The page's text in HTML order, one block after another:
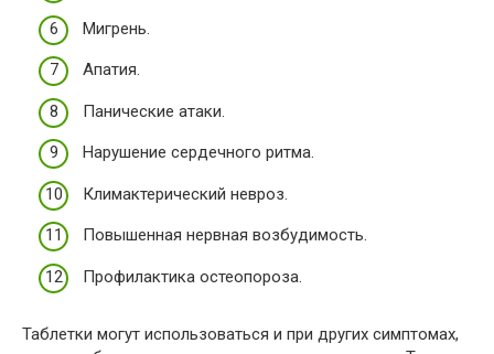
Мигрень.
Апатия.
Панические атаки.
Нарушение сердечного ритма.
Климактерический невроз.
Повышенная нервная возбудимость.
Профилактика остеопороза.
Таблетки могут использоваться и при других симптомах,